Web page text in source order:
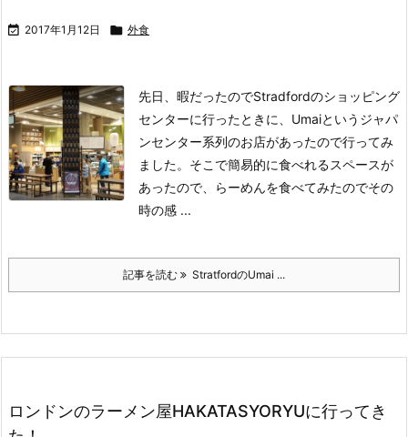
 2017年1月12日  外食
先日、暇だったのでStradfordのショッピング
センターに行ったときに、Umaiというジャパ
ンセンター系列のお店があったので行ってみ
ました。 そこで簡易的に食べれるスペースが
あったので、らーめんを食べてみたのでその
時の感 ...
記事を読む StratfordのUmai ...
ロンドンのラーメン屋HAKATASYORYUに行ってき